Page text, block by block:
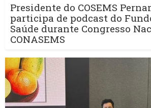
Presidente do COSEMS
participa de podcast do
Saúde durante Congresso
CONASEMS